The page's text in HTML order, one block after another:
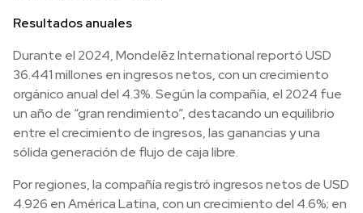
Resultados anuales
Durante el 2024, Mondelēz International reportó USD
36.441 millones en ingresos netos, con un crecimiento
orgánico anual del 4.3%. Según la compañía, el 2024 fue
un año de “gran rendimiento”, destacando un equilibrio
entre el crecimiento de ingresos, las ganancias y una
sólida generación de flujo de caja libre.
Por regiones, la compañía registró ingresos netos de USD
4.926 en América Latina, con un crecimiento del 4.6%; en